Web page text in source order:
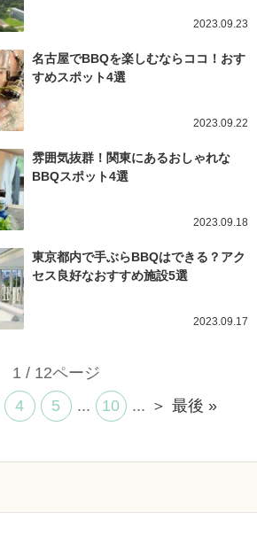
2023.09.23
名古屋でBBQを楽しむならココ！おす
すめスポット4選
2023.09.22
雰囲気抜群！関東にあるおしゃれな
BBQスポット4選
2023.09.18
東京都内で手ぶらBBQはできる？アク
セス良好なおすすめ施設5選
2023.09.17
1 / 12ページ
4 5 ... 10 ... ＞ 最後 »